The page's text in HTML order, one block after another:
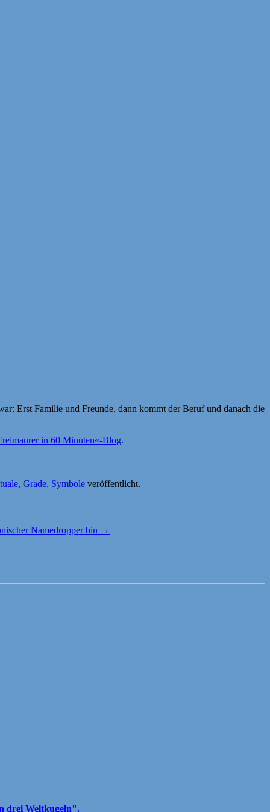
der Loge | Freimaurer werden | Fragen
Freimaurerei noch heute nach den
Erst Familie und Freunde, dann kommt der Beruf und danach die
in 60 Minuten«-Blog.
Grade, Symbole veröffentlicht.
Namedropper bin →